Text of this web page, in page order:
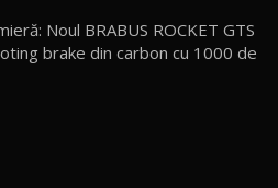
Monjaro 2025! Mai ieftin și mai
Noul BRABUS ROCKET GTS
brake din carbon cu 1000 de